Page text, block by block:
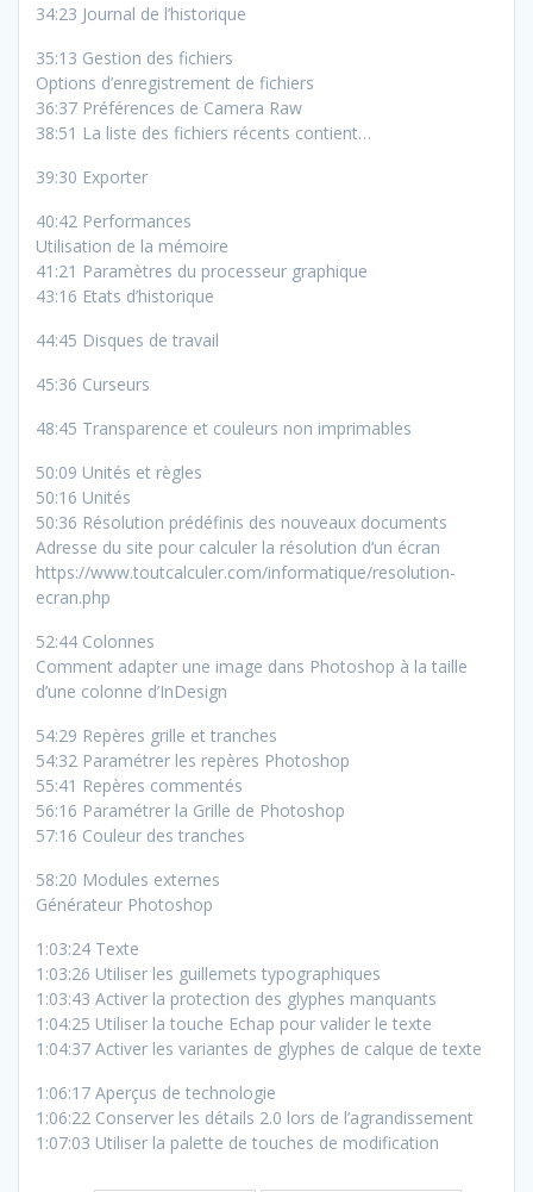
34:23 Journal de l’historique
35:13 Gestion des fichiers
Options d’enregistrement de fichiers
36:37 Préférences de Camera Raw
38:51 La liste des fichiers récents contient…
39:30 Exporter
40:42 Performances
Utilisation de la mémoire
41:21 Paramètres du processeur graphique
43:16 Etats d’historique
44:45 Disques de travail
45:36 Curseurs
48:45 Transparence et couleurs non imprimables
50:09 Unités et règles
50:16 Unités
50:36 Résolution prédéfinis des nouveaux documents
Adresse du site pour calculer la résolution d’un écran
https://www.toutcalculer.com/informatique/resolution-
ecran.php
52:44 Colonnes
Comment adapter une image dans Photoshop à la taille
d’une colonne d’InDesign
54:29 Repères grille et tranches
54:32 Paramétrer les repères Photoshop
55:41 Repères commentés
56:16 Paramétrer la Grille de Photoshop
57:16 Couleur des tranches
58:20 Modules externes
Générateur Photoshop
1:03:24 Texte
1:03:26 Utiliser les guillemets typographiques
1:03:43 Activer la protection des glyphes manquants
1:04:25 Utiliser la touche Echap pour valider le texte
1:04:37 Activer les variantes de glyphes de calque de texte
1:06:17 Aperçus de technologie
1:06:22 Conserver les détails 2.0 lors de l’agrandissement
1:07:03 Utiliser la palette de touches de modification